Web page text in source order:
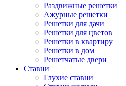
Раздвижные решетки
Ажурные решетки
Решетки для дачи
Решетки для цветов
Решетки в квартиру
Решетки в дом
Решетчатые двери
Ставни
Глухие ставни